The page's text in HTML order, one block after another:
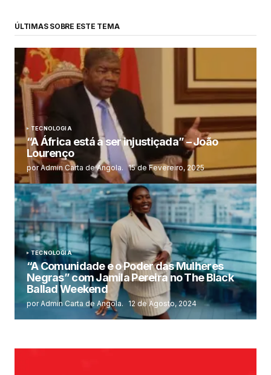
ÚLTIMAS SOBRE ESTE TEMA
TECNOLOGIA
“A África está a ser injustiçada” – João
Lourenço
por Admin Carta de Angola. 15 de Fevereiro, 2025
TECNOLOGIA
“A Comunidade e o Poder das Mulheres
Negras” com Jamila Pereira no The Black
Ballad Weekend
por Admin Carta de Angola. 12 de Agosto, 2024